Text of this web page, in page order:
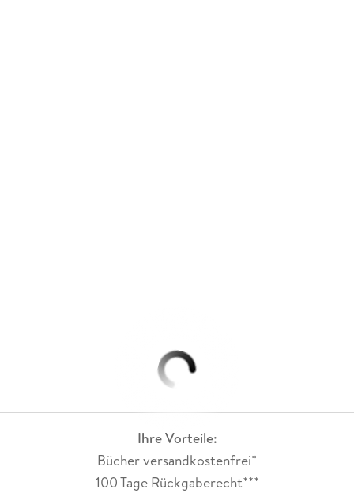
Ihre Vorteile:
Bücher versandkostenfrei*
100 Tage Rückgaberecht***